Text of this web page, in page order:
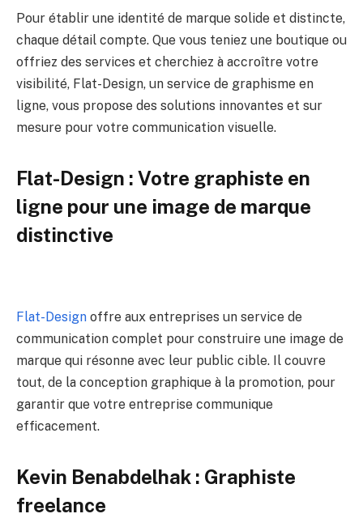
Pour établir une identité de marque solide et distincte,
chaque détail compte. Que vous teniez une boutique ou
offriez des services et cherchiez à accroître votre
visibilité, Flat-Design, un service de graphisme en
ligne, vous propose des solutions innovantes et sur
mesure pour votre communication visuelle.
Flat-Design : Votre graphiste en
ligne pour une image de marque
distinctive
Flat-Design offre aux entreprises un service de
communication complet pour construire une image de
marque qui résonne avec leur public cible. Il couvre
tout, de la conception graphique à la promotion, pour
garantir que votre entreprise communique
efficacement.
Kevin Benabdelhak : Graphiste
freelance